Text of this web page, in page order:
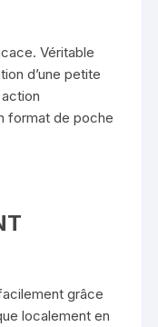
Véritable
d’une petite
format de poche
grâce
localement en